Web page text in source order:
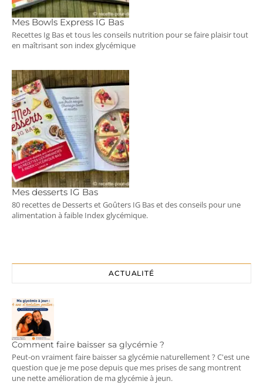
Mes Bowls Express IG Bas
Recettes Ig Bas et tous les conseils nutrition pour se faire plaisir tout
en maîtrisant son index glycémique
Mes desserts IG Bas
80 recettes de Desserts et Goûters IG Bas et des conseils pour une
alimentation à faible Index glycémique.
ACTUALITÉ
Comment faire baisser sa glycémie ?
Peut-on vraiment faire baisser sa glycémie naturellement ? C'est une
question que je me pose depuis que mes prises de sang montrent
une nette amélioration de ma glycémie à jeun.